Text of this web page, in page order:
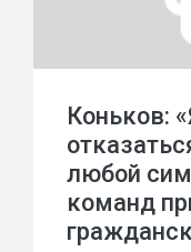
Коньков:
любой
команд